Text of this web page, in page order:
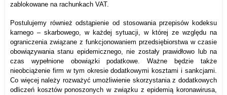
zablokowane na rachunkach VAT.
Postulujemy również odstąpienie od stosowania przepisów kodeksu
karnego – skarbowego, w każdej sytuacji, w której ze względu na
ograniczenia związane z funkcjonowaniem przedsiębiorstwa w czasie
obowiązywania stanu epidemicznego, nie zostały prawidłowo lub na
czas wypełnione obowiązki podatkowe. Ważne będzie także
nieobciążenie firm w tym okresie dodatkowymi kosztami i sankcjami.
Co więcej należy rozważyć umożliwienie skorzystania z dodatkowych
odliczeń kosztów ponoszonych w związku z epidemią koronawirusa,